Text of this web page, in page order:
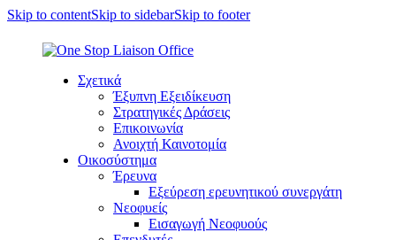
Skip to contentSkip to sidebarSkip to footer
Σχετικά
Έξυπνη Εξειδίκευση
Στρατηγικές Δράσεις
Επικοινωνία
Ανοιχτή Καινοτομία
Οικοσύστημα
Έρευνα
Εξεύρεση ερευνητικού συνεργάτη
Νεοφυείς
Εισαγωγή Νεοφυούς